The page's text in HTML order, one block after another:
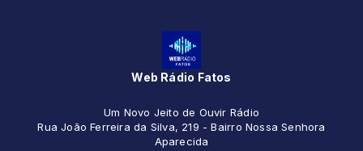
Web Rádio Fatos
Um Novo Jeito de Ouvir Rádio
Rua João Ferreira da Silva, 219 - Bairro Nossa Senhora
Aparecida